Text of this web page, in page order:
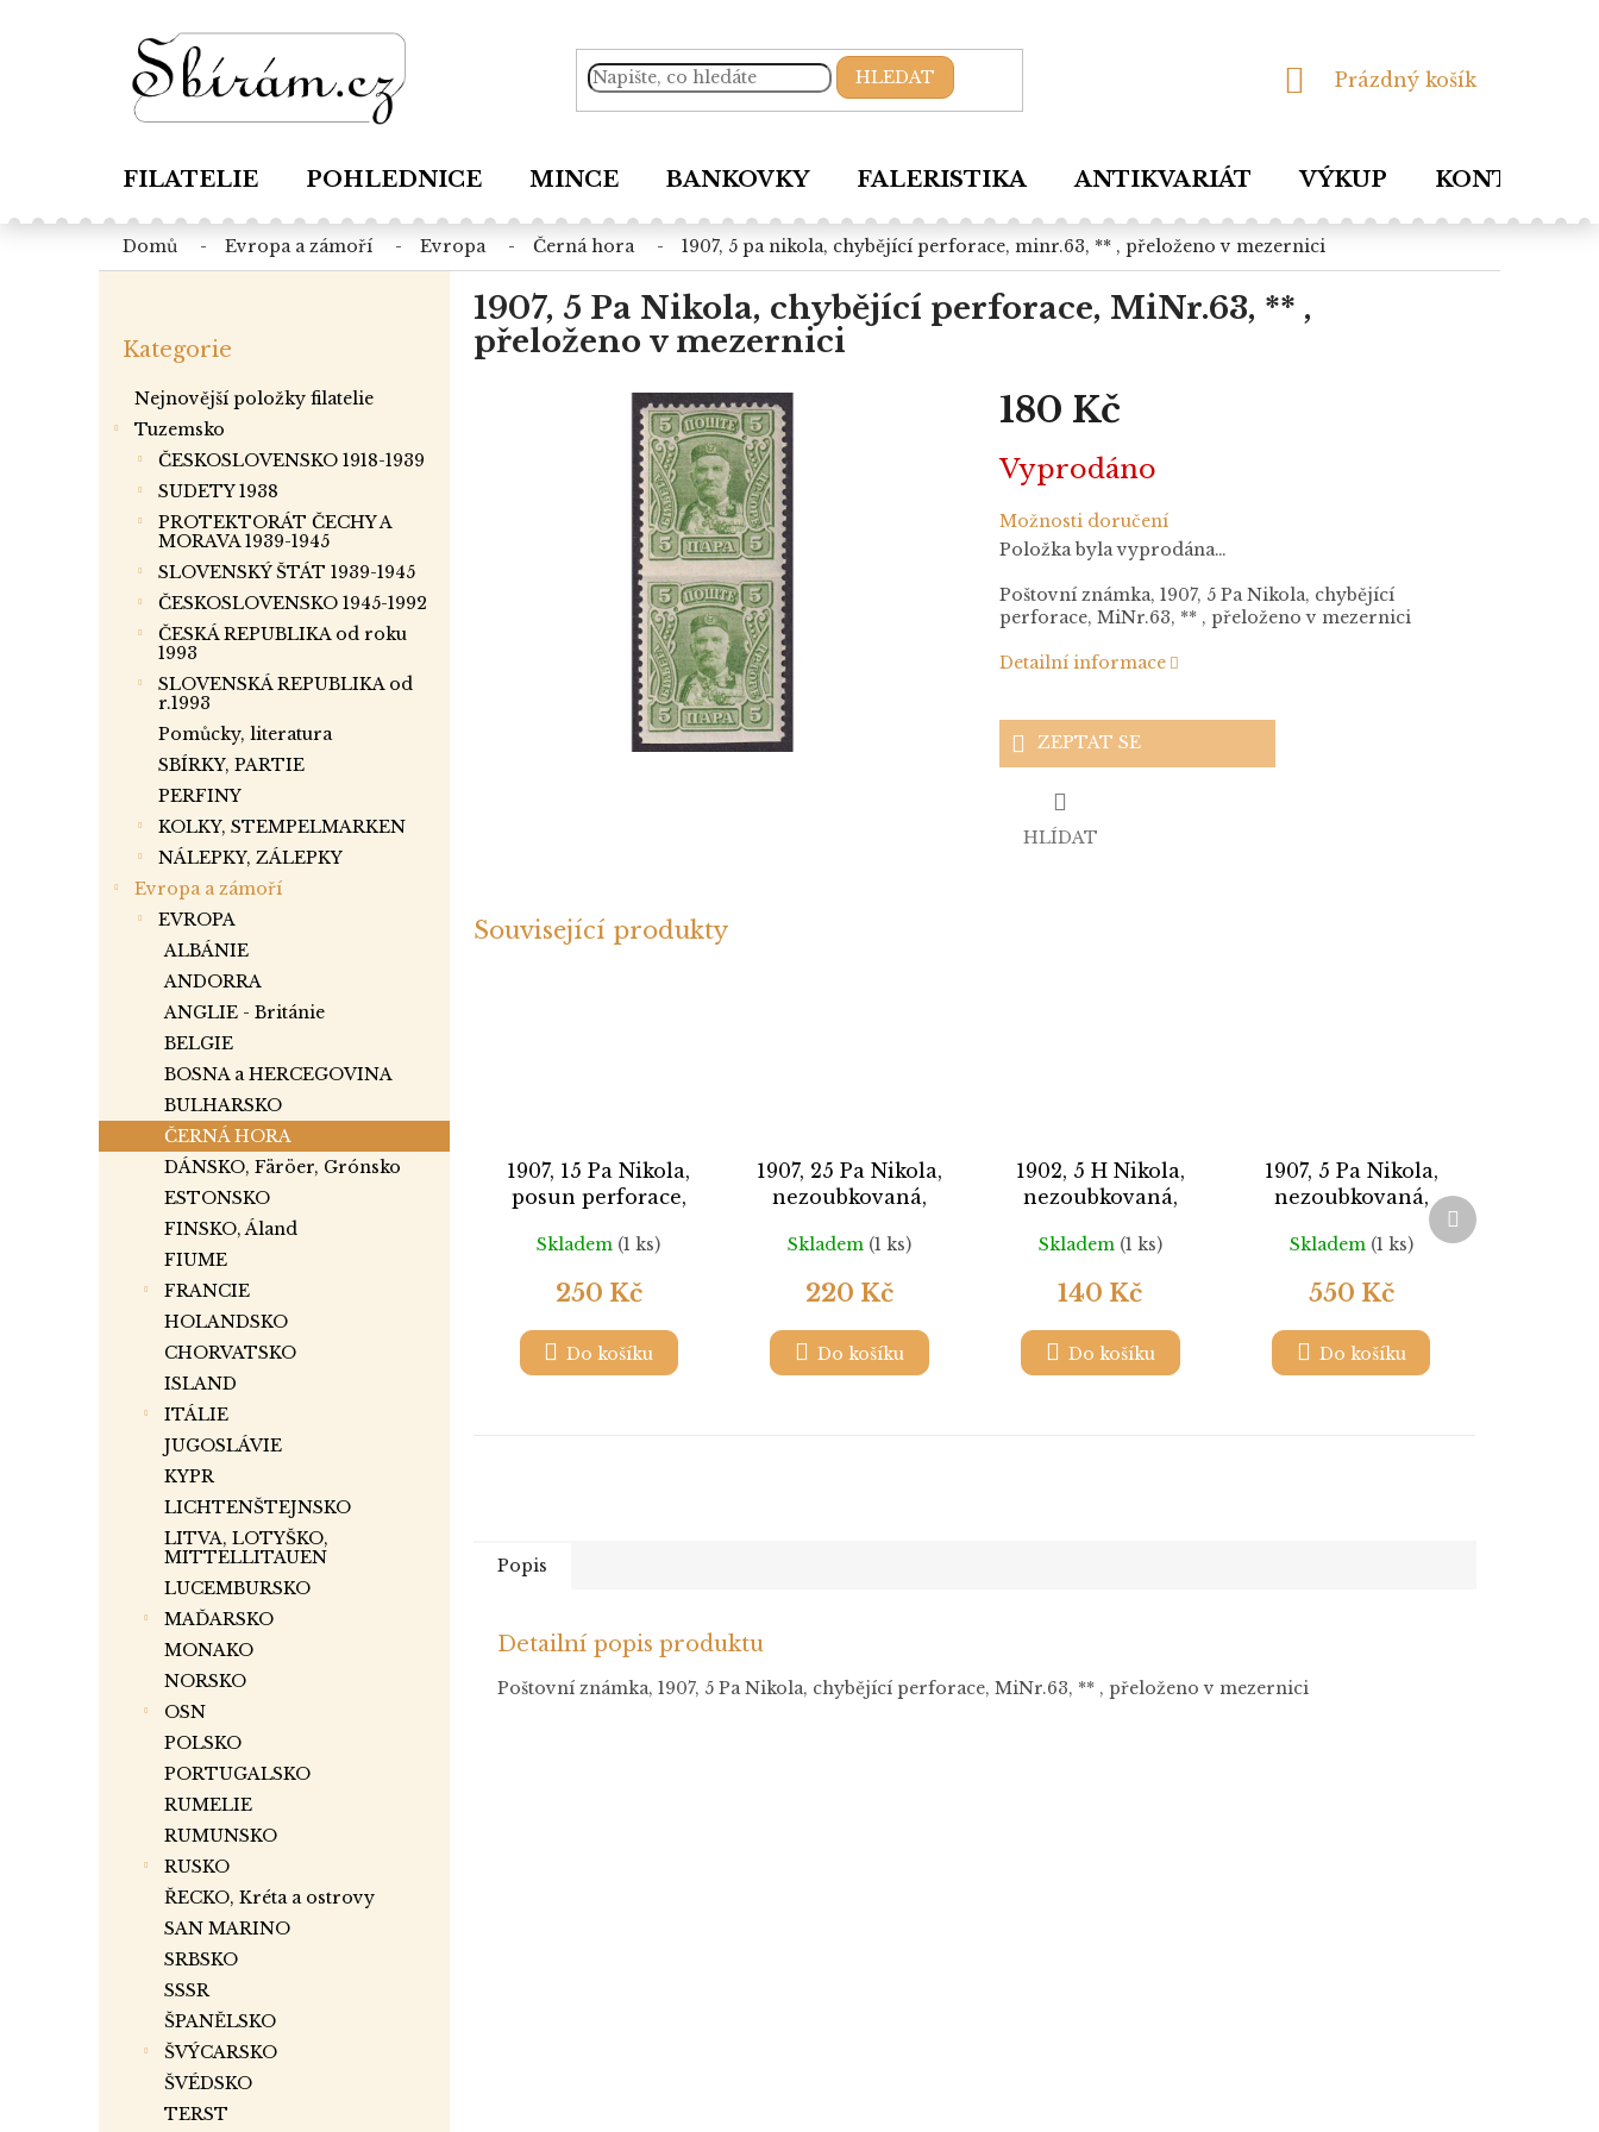
HLEDAT
NÁKUPNÍ
Prázdný košík
FILATELIE POHLEDNICE MINCE BANKOVKY FALERISTIKA ANTIKVARIÁT VÝKUP KONTAKTY
domů evropa a zámoří evropa černá hora 1907, 5 pa nikola, chybějící perforace, minr.63, ** , přeloženo v mezernici
kategorie
Kategorie
Nejnovější položky filatelie
Tuzemsko
ČESKOSLOVENSKO 1918-1939
SUDETY 1938
PROTEKTORÁT ČECHY A
MORAVA 1939-1945
SLOVENSKÝ ŠTÁT 1939-1945
ČESKOSLOVENSKO 1945-1992
ČESKÁ REPUBLIKA od roku
1993
SLOVENSKÁ REPUBLIKA od
r.1993
Pomůcky, literatura
SBÍRKY, PARTIE
PERFINY
KOLKY, STEMPELMARKEN
NÁLEPKY, ZÁLEPKY
Evropa a zámoří
EVROPA
ALBÁNIE
ANDORRA
ANGLIE - Británie
BELGIE
BOSNA a HERCEGOVINA
BULHARSKO
ČERNÁ HORA
DÁNSKO, Färöer, Grónsko
ESTONSKO
FINSKO, Áland
FIUME
FRANCIE
HOLANDSKO
CHORVATSKO
ISLAND
ITÁLIE
JUGOSLÁVIE
KYPR
LICHTENŠTEJNSKO
LITVA, LOTYŠKO,
MITTELLITAUEN
LUCEMBURSKO
MAĎARSKO
MONAKO
NORSKO
OSN
POLSKO
PORTUGALSKO
RUMELIE
RUMUNSKO
RUSKO
ŘECKO, Kréta a ostrovy
SAN MARINO
SRBSKO
SSSR
ŠPANĚLSKO
ŠVÝCARSKO
ŠVÉDSKO
TERST
1907, 5 Pa Nikola, chybějící perforace, MiNr.63, ** ,
přeloženo v mezernici
180 Kč
cena:
Vyprodáno
Možnosti doručení
Položka byla vyprodána…
Poštovní známka, 1907, 5 Pa Nikola, chybějící
perforace, MiNr.63, ** , přeloženo v mezernici
Detailní informace
ZEPTAT SE
HLÍDAT
Související produkty
1907, 15 Pa Nikola,
posun perforace,
Skladem (1 ks)
250 Kč
Do košíku
1907, 25 Pa Nikola,
nezoubkovaná,
Skladem (1 ks)
220 Kč
Do košíku
1902, 5 H Nikola,
nezoubkovaná,
Skladem (1 ks)
140 Kč
Do košíku
1907, 5 Pa Nikola,
nezoubkovaná,
MINr.63U, ** , 4blok
Skladem (1 ks)
550 Kč
Do košíku
Další
produkt
Popis
Detailní popis produktu
Poštovní známka, 1907, 5 Pa Nikola, chybějící perforace, MiNr.63, ** , přeloženo v mezernici